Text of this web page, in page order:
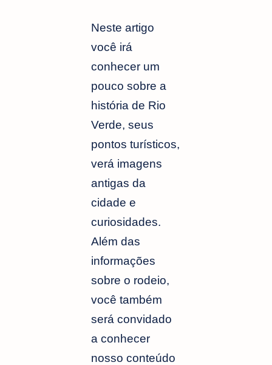
Neste artigo
você irá
conhecer um
pouco sobre a
história de Rio
Verde, seus
pontos turísticos,
verá imagens
antigas da
cidade e
curiosidades.
Além das
informações
sobre o rodeio,
você também
será convidado
a conhecer
nosso conteúdo